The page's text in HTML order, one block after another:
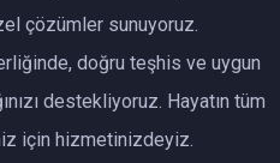
çözümler sunuyoruz.
doğru teşhis ve uygun
destekliyoruz. Hayatın tüm
için hizmetinizdeyiz.